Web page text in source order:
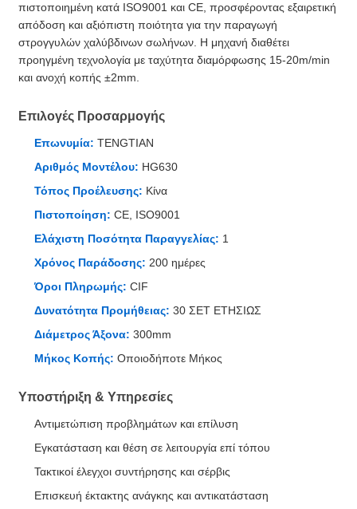
πιστοποιημένη κατά ISO9001 και CE, προσφέροντας εξαιρετική
απόδοση και αξιόπιστη ποιότητα για την παραγωγή
στρογγυλών χαλύβδινων σωλήνων. Η μηχανή διαθέτει
προηγμένη τεχνολογία με ταχύτητα διαμόρφωσης 15-20m/min
και ανοχή κοπής ±2mm.
Επιλογές Προσαρμογής
Επωνυμία: TENGTIAN
Αριθμός Μοντέλου: HG630
Τόπος Προέλευσης: Κίνα
Πιστοποίηση: CE, ISO9001
Ελάχιστη Ποσότητα Παραγγελίας: 1
Χρόνος Παράδοσης: 200 ημέρες
Όροι Πληρωμής: CIF
Δυνατότητα Προμήθειας: 30 ΣΕΤ ΕΤΗΣΙΩΣ
Διάμετρος Άξονα: 300mm
Μήκος Κοπής: Οποιοδήποτε Μήκος
Υποστήριξη & Υπηρεσίες
Αντιμετώπιση προβλημάτων και επίλυση
Εγκατάσταση και θέση σε λειτουργία επί τόπου
Τακτικοί έλεγχοι συντήρησης και σέρβις
Επισκευή έκτακτης ανάγκης και αντικατάσταση